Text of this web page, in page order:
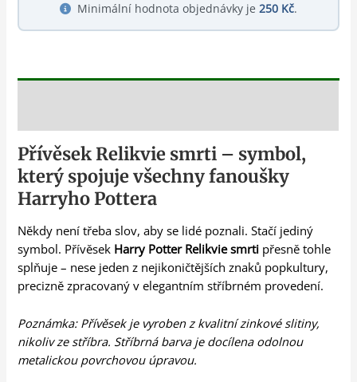
Minimální hodnota objednávky je 250 Kč.
Přívěsek Relikvie smrti – symbol,
který spojuje všechny fanoušky
Harryho Pottera
Někdy není třeba slov, aby se lidé poznali. Stačí jediný
symbol. Přívěsek Harry Potter Relikvie smrti přesně tohle
splňuje – nese jeden z nejikoničtějších znaků popkultury,
precizně zpracovaný v elegantním stříbrném provedení.
Poznámka: Přívěsek je vyroben z kvalitní zinkové slitiny,
nikoliv ze stříbra. Stříbrná barva je docílena odolnou
metalickou povrchovou úpravou.